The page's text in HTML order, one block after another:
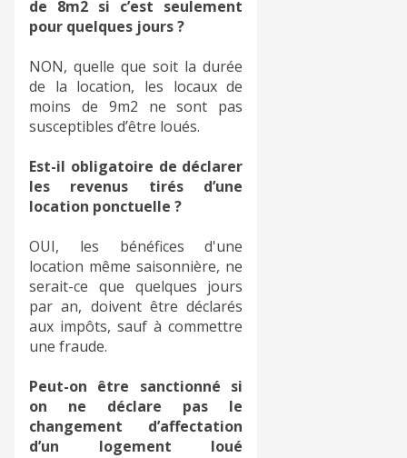
de 8m2 si c’est seulement
pour quelques jours ?
NON, quelle que soit la durée
de la location, les locaux de
moins de 9m2 ne sont pas
susceptibles d’être loués.
Est-il obligatoire de déclarer
les revenus tirés d’une
location ponctuelle ?
OUI, les bénéfices d'une
location même saisonnière, ne
serait-ce que quelques jours
par an, doivent être déclarés
aux impôts, sauf à commettre
une fraude.
Peut-on être sanctionné si
on ne déclare pas le
changement d’affectation
d’un logement loué